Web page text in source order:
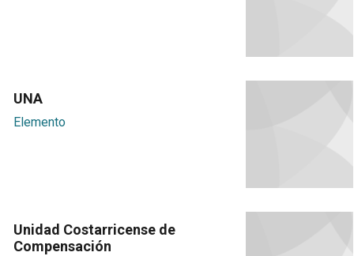
UNA
Elemento
Unidad Costarricense de
Compensación